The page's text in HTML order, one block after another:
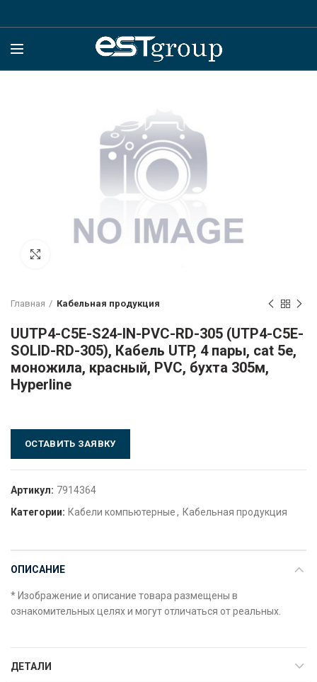
Главная Кабельная продукция
UUTP4-C5E-S24-IN-PVC-RD-305 (UTP4-C5E-
SOLID-RD-305), Кабель UTP, 4 пары, сat 5e,
моножила, красный, PVC, бухта 305м,
Hyperline
ОСТАВИТЬ ЗАЯВКУ
Артикул: 7914364
Категории: Кабели компьютерные, Кабельная продукция
ОПИСАНИЕ
* Изображение и описание товара размещены в
ознакомительных целях и могут отличаться от реальных.
ДЕТАЛИ